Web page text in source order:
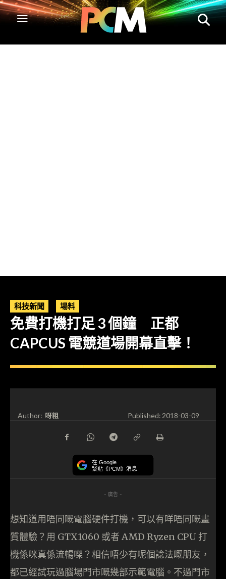
科技新聞 場料
免費打機打足 3 個鐘 正都
CAPCUS 電競道場開幕直擊！
Author: 呀粗 Published:2018-03-09
在 Google
緊貼《PCM》消息
- 廣告 -
想知道用唔同嘅電腦硬件打機，可以有咩唔同嘅畫
質體驗？用 GTX1060 或者 AMD Ryzen CPU 打
機係咪真係流暢㗎？相信唔少有呢個諗法嘅朋友，
都已經試玩過腦場門市嘅幾部示範電腦。不過門市